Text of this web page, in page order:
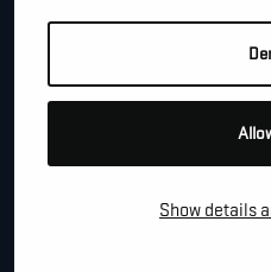
Show details
VOOR- EN ACHTERNAAM *